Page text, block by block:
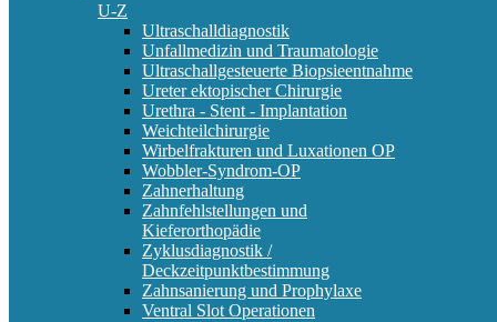
U-Z
Ultraschalldiagnostik
Unfallmedizin und Traumatologie
Ultraschallgesteuerte Biopsieentnahme
Ureter ektopischer Chirurgie
Urethra - Stent - Implantation
Weichteilchirurgie
Wirbelfrakturen und Luxationen OP
Wobbler-Syndrom-OP
Zahnerhaltung
Zahnfehlstellungen und
Kieferorthopädie
Zyklusdiagnostik /
Deckzeitpunktbestimmung
Zahnsanierung und Prophylaxe
Ventral Slot Operationen